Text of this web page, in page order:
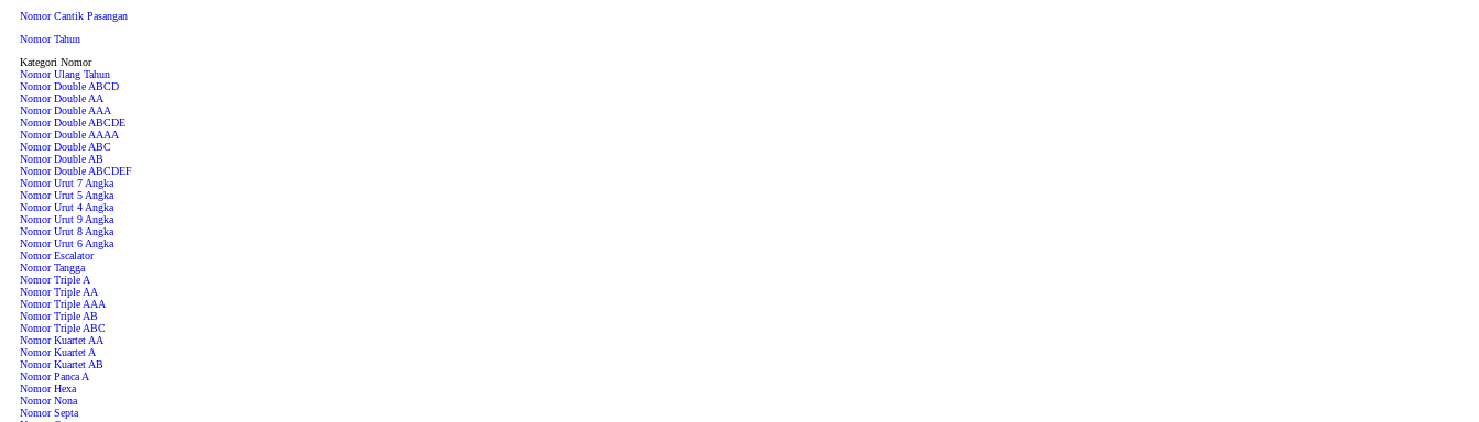
Nomor Cantik Pasangan
Nomor Tahun
Kategori Nomor
Nomor Ulang Tahun
Nomor Double ABCD
Nomor Double AA
Nomor Double AAA
Nomor Double ABCDE
Nomor Double AAAA
Nomor Double ABC
Nomor Double AB
Nomor Double ABCDEF
Nomor Urut 7 Angka
Nomor Urut 5 Angka
Nomor Urut 4 Angka
Nomor Urut 9 Angka
Nomor Urut 8 Angka
Nomor Urut 6 Angka
Nomor Escalator
Nomor Tangga
Nomor Triple A
Nomor Triple AA
Nomor Triple AAA
Nomor Triple AB
Nomor Triple ABC
Nomor Kuartet AA
Nomor Kuartet A
Nomor Kuartet AB
Nomor Panca A
Nomor Hexa
Nomor Nona
Nomor Septa